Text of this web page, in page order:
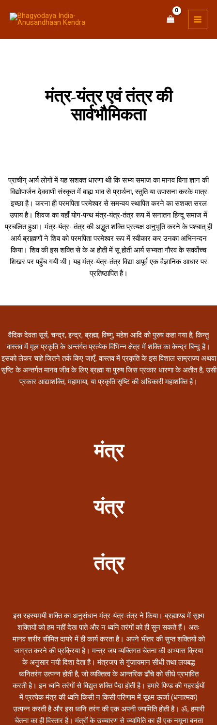
मंत्र-यंत्र एवं तंत्र की
सार्वभौमिकता
प्राचीन् आर्य लोगों में यह सशक्त धारणा थी कि सभ्य समाज का मानव बिना ज्ञान की
विद्योपार्जन देववाणी संस्कृत में बाह्य भाव से प्रार्थना, स्तुति या उपासना करके मात्र
इच्छा है। करना ही परमपिता परमेश्वर से समन्वय स्थापित करने का सशक्त सरल
उपाय है। शिवज का यहाँ योग-पन्थ मंत्र-यंत्र-तंत्र रूप में सनातन हिन्दू समाज में
प्रचलित हुआ। मंत्र-यंत्र- तंत्र की अद्भुत शक्ति प्रत्यक्ष अनुभूति करने के पश्चात् ही
आर्य ब्राह्मणों ने शिव को परमपिता परमेश्वर रूप में स्वीकार कर उनका अभिनन्दन
किया। शिव की इस शक्ति से के अ होती में सू होती आर्य सभ्यता गौरव के सवर्वोच्च
शिखर पर पहुँच गयी थी। यह मंत्र-यंत्र-तंत्र विद्या अपूर्व एक वैज्ञानिक आधार पर
प्रतिष्ठापित है।
वैदिक देवता सूर्य, चन्द्र, इन्द्र, ब्रह्मा, विष्णु, महेश आदि को पुरुष कहा गया है, किन्तु
वास्तव में मूल प्रकृति के अन्तर्गत प्रत्येक विभिन्न क्षेत्र में शक्ति का केन्द्र बिन्दु है।
इसको लेकर चाहे जितने तर्क किए जाएँ, वास्तव में प्रकृति के इस विशाल साम्राज्य अथवा
सृष्टि के अन्तर्गत मानव जीव के लिए ब्रह्मा या पुरुष जिस प्रकार धारणा के अतीत है, उसी
प्रकार आद्याशक्ति, महामाया, या प्रकृति सृष्टि की अधिकारी महाशक्ति है।
मंत्र
यंत्र
तंत्र
इस रहस्यमयी शक्ति का अनुसंधान मंत्र-यंत्र-तंत्र ने किया। ब्रह्माण्ड में सूक्ष्म
शक्तियों को हम नहीं देख पाते और न ध्वनि तरंगों को ही सुन सकते हैं। अतः
मानव शरीर सीमित दायरे में ही कार्य करता है। अपने भीतर की सुप्त शक्तियों को
जाग्रत करने की प्रक्रिया है। मन्त्र जप व्यक्तिगत चेतना की अभ्यास क्रिया
के अनुसार नयी दिशा देता है। मंत्रजप से गुंजायमान सीधी तथा लयबद्ध
ध्वनितरंग उत्पन्न होती है, जो व्यक्तित्व के आन्तरिक ढाँचे को सीधे प्रभावित
करती है। इन ध्वनि तरंगों से विद्युत शक्ति पैदा होती है। हमारे पिण्ड की गहराईयों
में प्रत्येक मंत्र की ध्वनि किसी न किसी परिणाम में सूक्ष्म ऊर्जा (धनात्मक)
उत्पन्न करती है और इस ध्वनि तरंग की एक अपनी ज्यामिति होती है। ॐ, हमारी
चेतना का ही विस्तार है। मंत्रों के उच्चारण से ज्यामिति का ही एक नमूना बनता